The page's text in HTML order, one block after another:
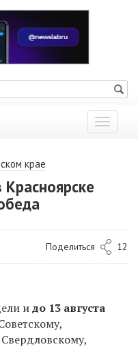
Показать
меню
крае
Поделиться 12
идо 13 августа